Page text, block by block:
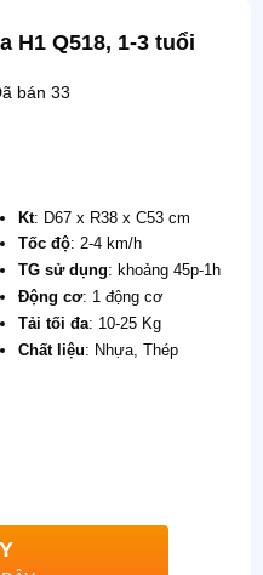
H1 Q518, 1-3 tuổi
bán 33
Kt: D67 x R38 x C53 cm
Tốc độ: 2-4 km/h
TG sử dụng: khoảng 45p-1h
Động cơ: 1 động cơ
Tải tối đa: 10-25 Kg
Chất liệu: Nhựa, Thép